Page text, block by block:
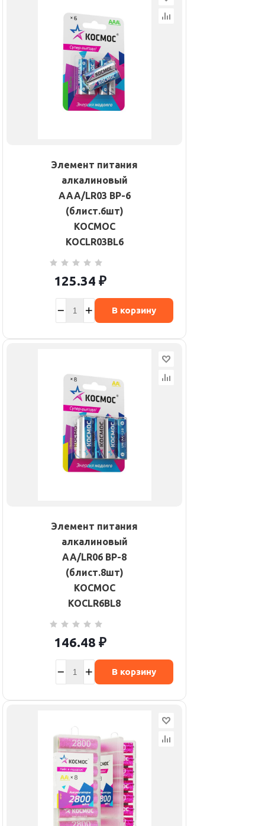
Элемент питания
алкалиновый
AAA/LR03 BP-6
(блист.6шт)
КОСМОС
KOCLR03BL6
125.34 ₽
В корзину
Элемент питания
алкалиновый
AA/LR06 BP-8
(блист.8шт)
КОСМОС
KOCLR6BL8
146.48 ₽
В корзину